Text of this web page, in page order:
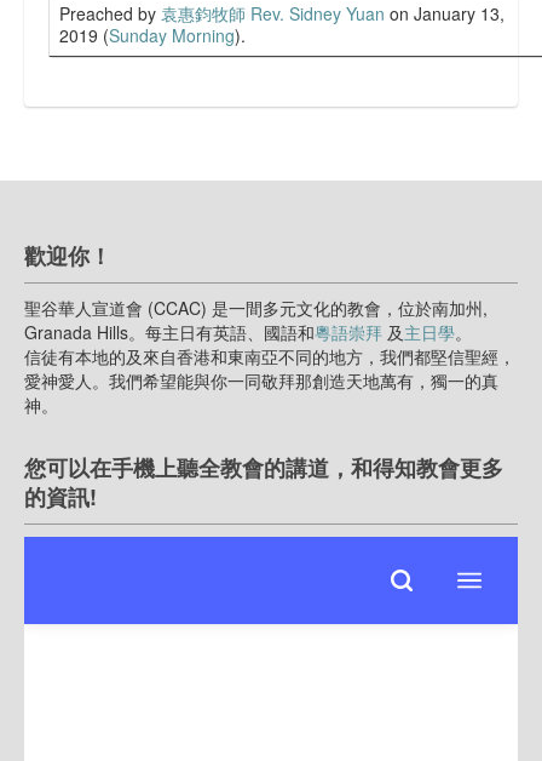
Preached by 袁惠鈞牧師 Rev. Sidney Yuan on January 13,
2019 (Sunday Morning).
歡迎你！
聖谷華人宣道會 (CCAC) 是一間多元文化的教會，位於南加州,
Granada Hills。每主日有英語、國語和粵語崇拜 及主日學。
信徒有本地的及來自香港和東南亞不同的地方，我們都堅信聖經，
愛神愛人。我們希望能與你一同敬拜那創造天地萬有，獨一的真
神。
您可以在手機上聽全教會的講道，和得知教會更多
的資訊!